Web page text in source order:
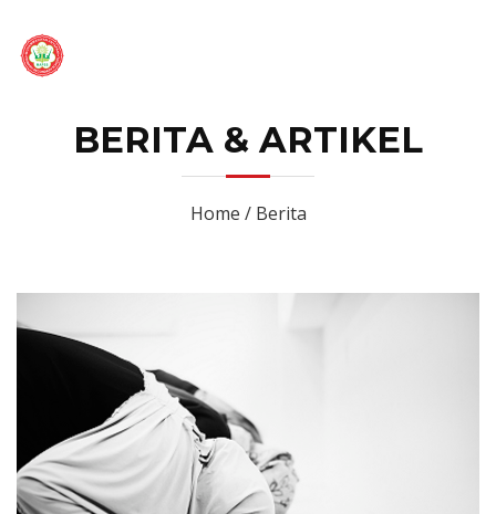
BERITA & ARTIKEL
Home / Berita